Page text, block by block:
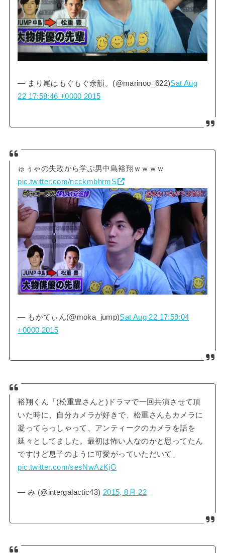
— まり尾はもぐもぐ余韻。(@marinoo_622)Sat Aug
22 17:58:46 +0000 2015
ゅぅゃの失敗から学ぶ男中島裕翔ｗｗｗｗ
pic.twitter.com/ncckmbhrmS
— もかてぃん(@moka_jump)Sat Aug 22 17:59:04
+0000 2015
裕翔くん「(松重豊さんと)ドラマで一回共演させて頂
いた時に、自分カメラが好きで、松重さんもカメラに
凝ってらっしゃって、アンティークのカメラを話を
延々としてました。最初は怖い人なのかと思ってたん
ですけど息子のように可愛がっていただいて」
pic.twitter.com/sesNwAzKjG
— み (@intergalactic43) 2015, 8月 22